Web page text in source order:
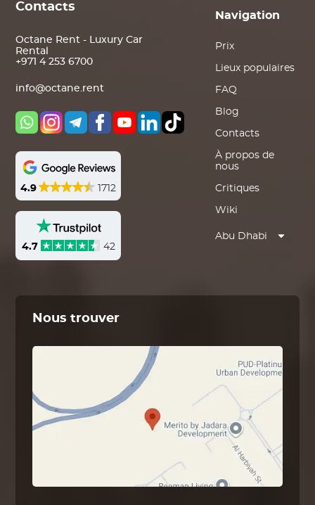
Contacts
Octane Rent - Luxury Car
Rental
+971 4 253 6700
info@octane.rent
4.9 1712
4.7 42
Navigation
Prix
Lieux populaires
FAQ
Blog
Contacts
À propos de
nous
Critiques
Wiki
Abu Dhabi
Nous trouver